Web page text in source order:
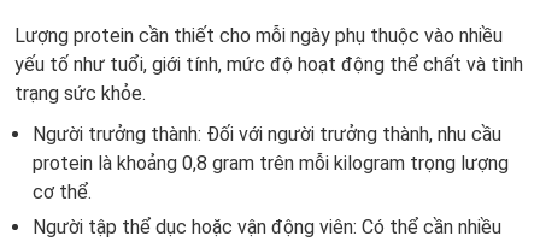
Lượng protein cần thiết cho mỗi ngày phụ thuộc vào nhiều
yếu tố như tuổi, giới tính, mức độ hoạt động thể chất và tình
trạng sức khỏe.
Người trưởng thành: Đối với người trưởng thành, nhu cầu
protein là khoảng 0,8 gram trên mỗi kilogram trọng lượng
cơ thể.
Người tập thể dục hoặc vận động viên: Có thể cần nhiều